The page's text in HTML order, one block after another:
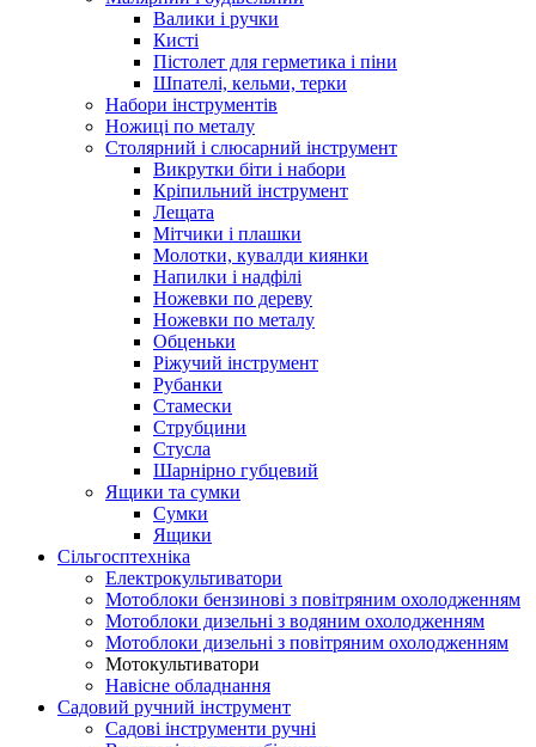
Валики і ручки
Кисті
Пістолет для герметика і піни
Шпателі, кельми, терки
Набори інструментів
Ножиці по металу
Столярний і слюсарний інструмент
Викрутки біти і набори
Кріпильний інструмент
Лещата
Мітчики і плашки
Молотки, кувалди киянки
Напилки і надфілі
Ножевки по дереву
Ножевки по металу
Обценьки
Ріжучий інструмент
Рубанки
Стамески
Струбцини
Стусла
Шарнірно губцевий
Ящики та сумки
Сумки
Ящики
Сільгосптехніка
Електрокультиватори
Мотоблоки бензинові з повітряним охолодженням
Мотоблоки дизельні з водяним охолодженням
Мотоблоки дизельні з повітряним охолодженням
Мотокультиватори
Навісне обладнання
Садовий ручний інструмент
Cадові інструменти ручні